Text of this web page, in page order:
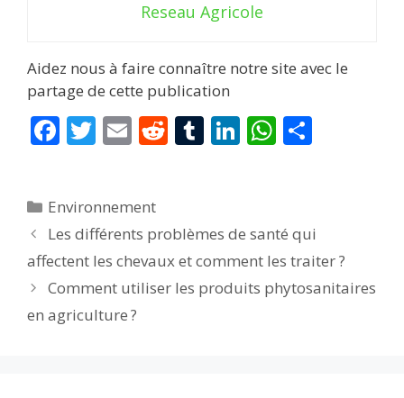
Reseau Agricole
Aidez nous à faire connaître notre site avec le
partage de cette publication
F
b
o
o
k
T
er
E
l
R
t
T
r
Li
dI
n
W
A
p
p
er
Catégories
Environnement
Les différents problèmes de santé qui
affectent les chevaux et comment les traiter ?
Comment utiliser les produits phytosanitaires
en agriculture ?